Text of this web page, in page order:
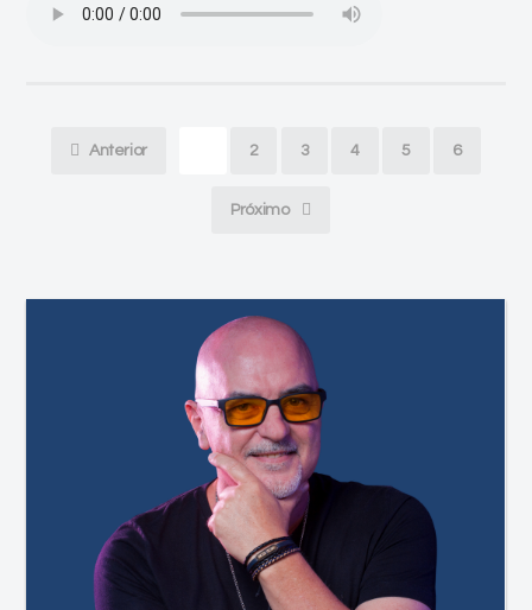
Anterior 2 3 4 5 6
Próximo